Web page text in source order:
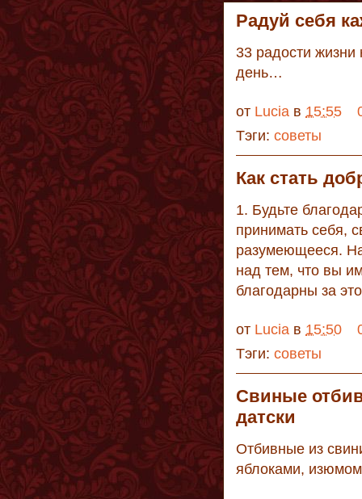
Радуй себя
33 радости
день…
от Lucia в 15:55
Тэги: советы
Как стать
1. Будьте
принимать себя,
разумеющееся.
над тем, что вы
благодарны за
от Lucia в 15:50
Тэги: советы
Свиные
датски
Отбивные из
яблоками,